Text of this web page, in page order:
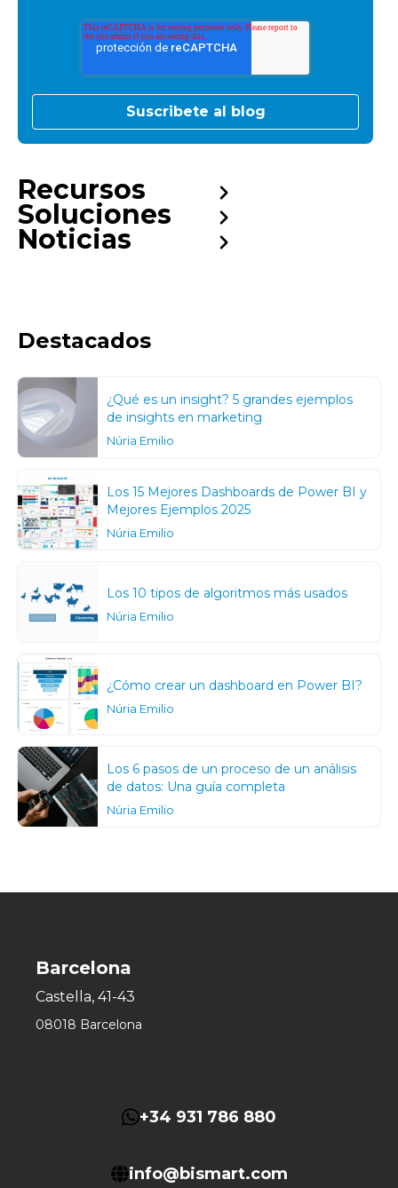
Recursos
Soluciones
Noticias
Destacados
¿Qué es un insight? 5 grandes ejemplos
de insights en marketing
Núria Emilio
Los 15 Mejores Dashboards de Power BI y
Mejores Ejemplos 2025
Núria Emilio
Los 10 tipos de algoritmos más usados
Núria Emilio
¿Cómo crear un dashboard en Power BI?
Núria Emilio
Los 6 pasos de un proceso de un análisis
de datos: Una guía completa
Núria Emilio
Barcelona
Castella, 41-43
08018 Barcelona
+34 931 786 880
info@bismart.com